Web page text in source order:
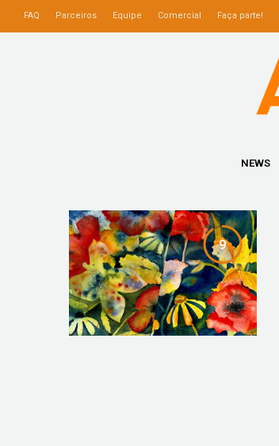
FAQ Parceiros Equipe Comercial Faça parte!
NEWS
9